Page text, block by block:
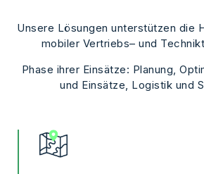
Unsere Lösungen unterstützen die
mobiler Vertriebs– und
Phase ihrer Einsätze: Planung,
und Einsätze, Logistik und